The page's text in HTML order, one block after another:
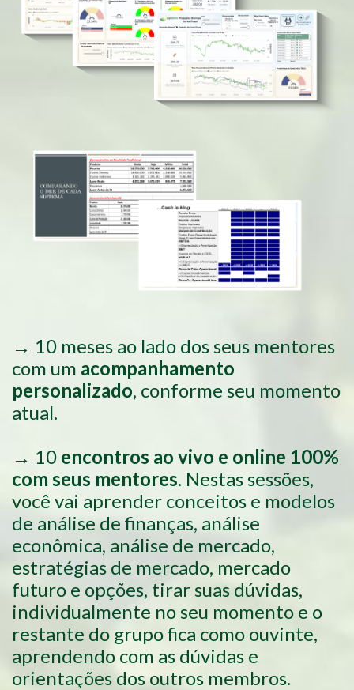
→ 10 meses ao lado dos seus mentores
com um acompanhamento
personalizado, conforme seu momento
atual.
→ 10 encontros ao vivo e online 100%
com seus mentores. Nestas sessões,
você vai aprender conceitos e modelos
de análise de finanças, análise
econômica, análise de mercado,
estratégias de mercado, mercado
futuro e opções, tirar suas dúvidas,
individualmente no seu momento e o
restante do grupo fica como ouvinte,
aprendendo com as dúvidas e
orientações dos outros membros.